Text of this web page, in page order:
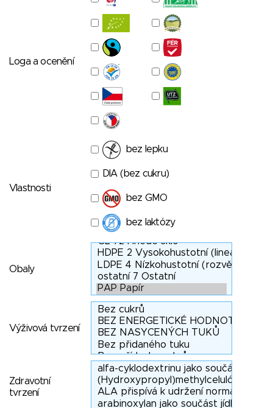
Loga a ocenění
Vlastnosti
bez lepku
DIA (bez cukru)
bez GMO
bez laktózy
Obaly
Výživová tvrzení
Zdravotní
tvrzení